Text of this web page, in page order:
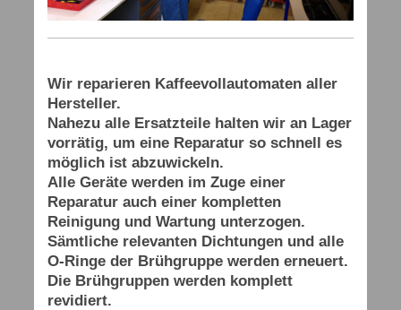
Wir reparieren Kaffeevollautomaten aller
Hersteller.
Nahezu alle Ersatzteile halten wir an Lager
vorrätig, um eine Reparatur so schnell es
möglich ist abzuwickeln.
Alle Geräte werden im Zuge einer
Reparatur auch einer kompletten
Reinigung und Wartung unterzogen.
Sämtliche relevanten Dichtungen und alle
O-Ringe der Brühgruppe werden erneuert.
Die Brühgruppen werden komplett
revidiert.